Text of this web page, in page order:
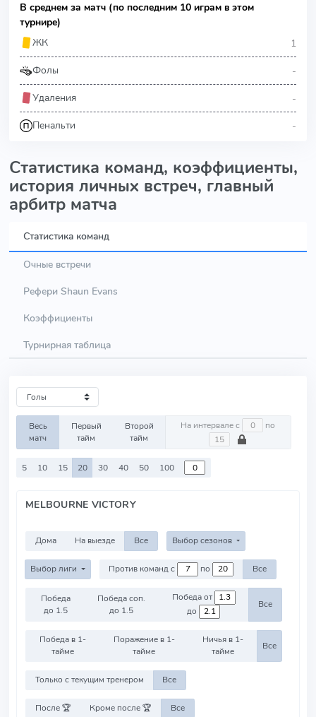
В среднем за матч (по последним 10 играм в этом
турнире)
ЖК
1
Фолы -
Удаления -
Пенальти -
Статистика команд, коэффициенты,
история личных встреч, главный
арбитр матча
Статистика команд
Очные встречи
Рефери Shaun Evans
Коэффициенты
Турнирная таблица
Весь
матч
Первый
тайм
Второй
тайм
На интервале с по
5 10 15 20 30 40 50 100
MELBOURNE VICTORY
Дома На выезде Все Выбор сезонов
Выбор лиги Против команд с по Все
Победа
до 1.5
Победа соп.
до 1.5
Победа от
до
Все
Победа в 1-
тайме
Поражение в 1-
тайме
Ничья в 1-
тайме
Все
Только с текущим тренером Все
После 🏆 Кроме после 🏆 Все